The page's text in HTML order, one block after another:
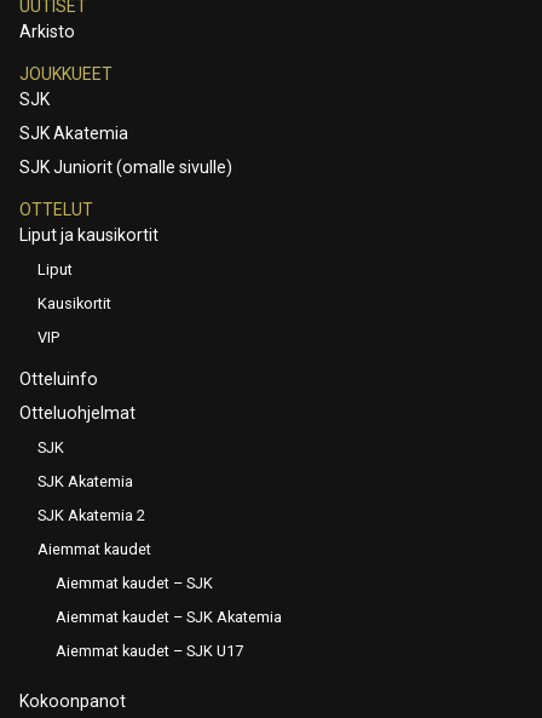
UUTISET
Arkisto
JOUKKUEET
SJK
SJK Akatemia
SJK Juniorit (omalle sivulle)
OTTELUT
Liput ja kausikortit
Liput
Kausikortit
VIP
Otteluinfo
Otteluohjelmat
SJK
SJK Akatemia
SJK Akatemia 2
Aiemmat kaudet
Aiemmat kaudet – SJK
Aiemmat kaudet – SJK Akatemia
Aiemmat kaudet – SJK U17
Kokoonpanot